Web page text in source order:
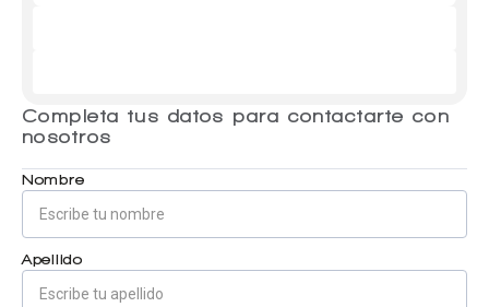
Flotas
Centro de ayuda
Furgón
Completa tus datos para contactarte con
nosotros
Nombre
Apellido